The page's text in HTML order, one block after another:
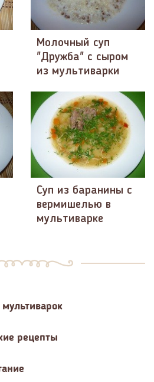
Молочный суп
"Дружба" с сыром
из мультиварки
Суп из баранины с
вермишелью в
мультиварке
рецепты